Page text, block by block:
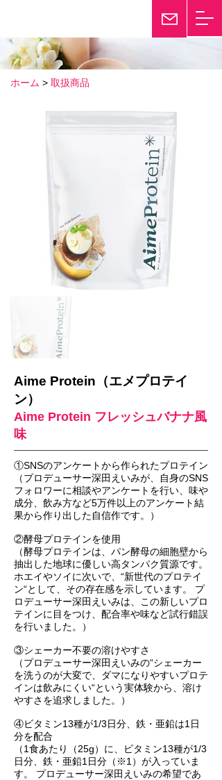
ホーム > 取扱商品
Aime Protein（エメプロテイ
ン）
Aime Protein フレッシュバナナ風
味
①SNSのアンケートから作られたプロテイン
（プロデューサー深田えいみが、自身のSNS
フォロワーに相談やアンケートを行い、味や
成分、飲み方など5万件以上のアンケート結
果から作り出した自信作です。）
②酵母プロテインを使用
（酵母プロテインは、パン酵母の細胞壁から
抽出した地球に優しい高タンパク質源です。
ホエイやソイに次いで、“新世代のプロテイ
ン“として、その存在感を示しています。 プ
ロデューサー深田えいみは、この新しいプロ
テインに目をつけ、配合率や味など試行錯誤
を行いました。）
③シェーカー不要の溶けやすさ
（プロデューサー深田えいみの“シェーカー
を洗うのが大変で、ダマになりやすいプロテ
インは飲みにくい“という実体験から、溶け
やすさを追求しました。）
④ビタミン13種が1/3日分、鉄・亜鉛は1日
分を配合
（1食あたり（25g）に、ビタミン13種が1/3
日分、鉄・亜鉛1日分（※1）が入っていま
す。 プロデューサー深田えいみの希望であ